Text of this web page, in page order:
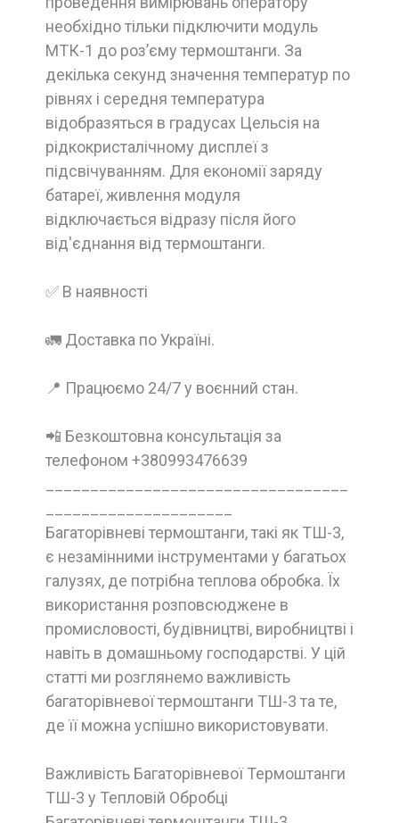
необхідно тільки підключити модуль
МТК-1 до роз’єму термоштанги. За
декілька секунд значення температур по
рівнях і середня температура
відобразяться в градусах Цельсія на
рідкокристалічному дисплеї з
підсвічуванням. Для економії заряду
батареї, живлення модуля
відключається відразу після його
від'єднання від термоштанги.
✅ В наявності
🚛 Доставка по Україні.
📍 Працюємо 24/7 у воєнний стан.
📲 Безкоштовна консультація за
телефоном +380993476639
Багаторівневі термоштанги, такі як ТШ-3,
є незамінними інструментами у багатьох
галузях, де потрібна теплова обробка. Їх
використання розповсюджене в
промисловості, будівництві, виробництві і
навіть в домашньому господарстві. У цій
статті ми розглянемо важливість
багаторівневої термоштанги ТШ-3 та те,
де її можна успішно використовувати.
Важливість Багаторівневої Термоштанги
ТШ-3 у Тепловій Обробці